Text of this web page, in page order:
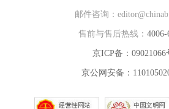
邮件咨询：
售前与售后热线： 4006-
京ICP备：09021066
京公网安备：